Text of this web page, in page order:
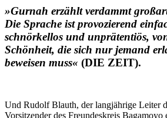
»Gurnah erzählt verdammt
Die Sprache ist provozierend
schnörkellos und unprätentiös,
Schönheit, die sich nur jemand
beweisen muss« (DIE ZEIT).
Und Rudolf Blauth, der langjährige Leiter
Vorsitzender des Freundeskreis